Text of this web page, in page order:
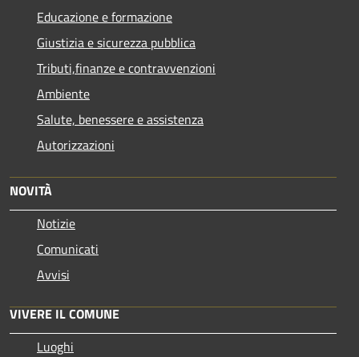
Educazione e formazione
Giustizia e sicurezza pubblica
Tributi,finanze e contravvenzioni
Ambiente
Salute, benessere e assistenza
Autorizzazioni
NOVITÀ
Notizie
Comunicati
Avvisi
VIVERE IL COMUNE
Luoghi